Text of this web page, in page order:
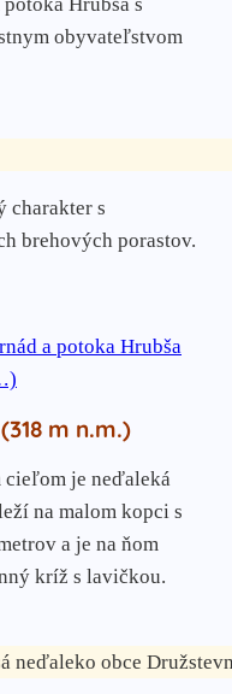
obyvateľstvom
charakter s
brehových porastov.
a potoka Hrubša
m n.m.)
je neďaleká
na malom kopci s
a je na ňom
kríž s lavičkou.
neďaleko obce